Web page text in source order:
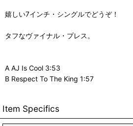
嬉しい7インチ・シングルでどうぞ！
タフなヴァイナル・プレス。
A AJ Is Cool 3:53
B Respect To The King 1:57
Item Specifics